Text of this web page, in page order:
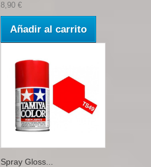
8,90 €
Añadir al carrito
Spray Gloss...